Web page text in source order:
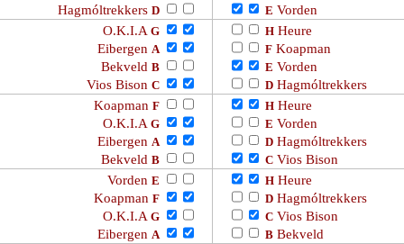
Hagmóltrekkers D E Vorden
O.K.I.A G
Eibergen A
Bekveld B
Vios Bison C
H Heure
F Koapman
E Vorden
D Hagmóltrekkers
Koapman F
O.K.I.A G
Eibergen A
Bekveld B
H Heure
E Vorden
D Hagmóltrekkers
C Vios Bison
Vorden E
Koapman F
O.K.I.A G
Eibergen A
H Heure
D Hagmóltrekkers
C Vios Bison
B Bekveld